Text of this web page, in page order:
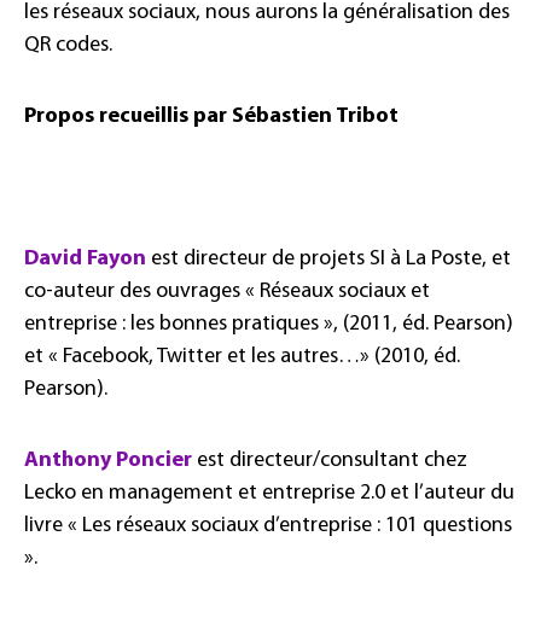
les réseaux sociaux, nous aurons la généralisation des
QR codes.
Propos recueillis par Sébastien Tribot
David Fayon est directeur de projets SI à La Poste, et
co-auteur des ouvrages « Réseaux sociaux et
entreprise : les bonnes pratiques », (2011, éd. Pearson)
et « Facebook, Twitter et les autres…» (2010, éd.
Pearson).
Anthony Poncier est directeur/consultant chez
Lecko en management et entreprise 2.0 et l’auteur du
livre « Les réseaux sociaux d’entreprise : 101 questions
».